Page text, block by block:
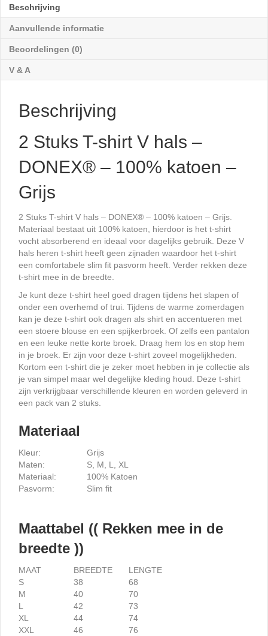
DONEX®
-
katoen
Grijs
Beschrijving
Aanvullende informatie
Beoordelingen (0)
V & A
Beschrijving
2 Stuks T-shirt V hals –
DONEX® – 100% katoen –
Grijs
2 Stuks T-shirt V hals – DONEX® – 100% katoen – Grijs.
Materiaal bestaat uit 100% katoen, hierdoor is het t-shirt
vocht absorberend en ideaal voor dagelijks gebruik. Deze V
hals heren t-shirt heeft geen zijnaden waardoor het t-shirt
een comfortabele slim fit pasvorm heeft. Verder rekken deze
t-shirt mee in de breedte.
Je kunt deze t-shirt heel goed dragen tijdens het slapen of
onder een overhemd of trui. Tijdens de warme zomerdagen
kan je deze t-shirt ook dragen als shirt en accentueren met
een stoere blouse en een spijkerbroek. Of zelfs een pantalon
en een leuke nette korte broek. Draag hem los en stop hem
in je broek. Er zijn voor deze t-shirt zoveel mogelijkheden.
Kortom een t-shirt die je zeker moet hebben in je collectie als
je van simpel maar wel degelijke kleding houd. Deze t-shirt
zijn verkrijgbaar verschillende kleuren en worden geleverd in
een pack van 2 stuks.
Materiaal
Kleur:
Grijs
Maten:
S, M, L, XL
Materiaal:
100% Katoen
Pasvorm:
Slim fit
Maattabel (( Rekken mee in de
breedte ))
MAAT BREEDTE
LENGTE
S
38
68
M
40
70
L
42
73
XL
44
74
XXL
46
76